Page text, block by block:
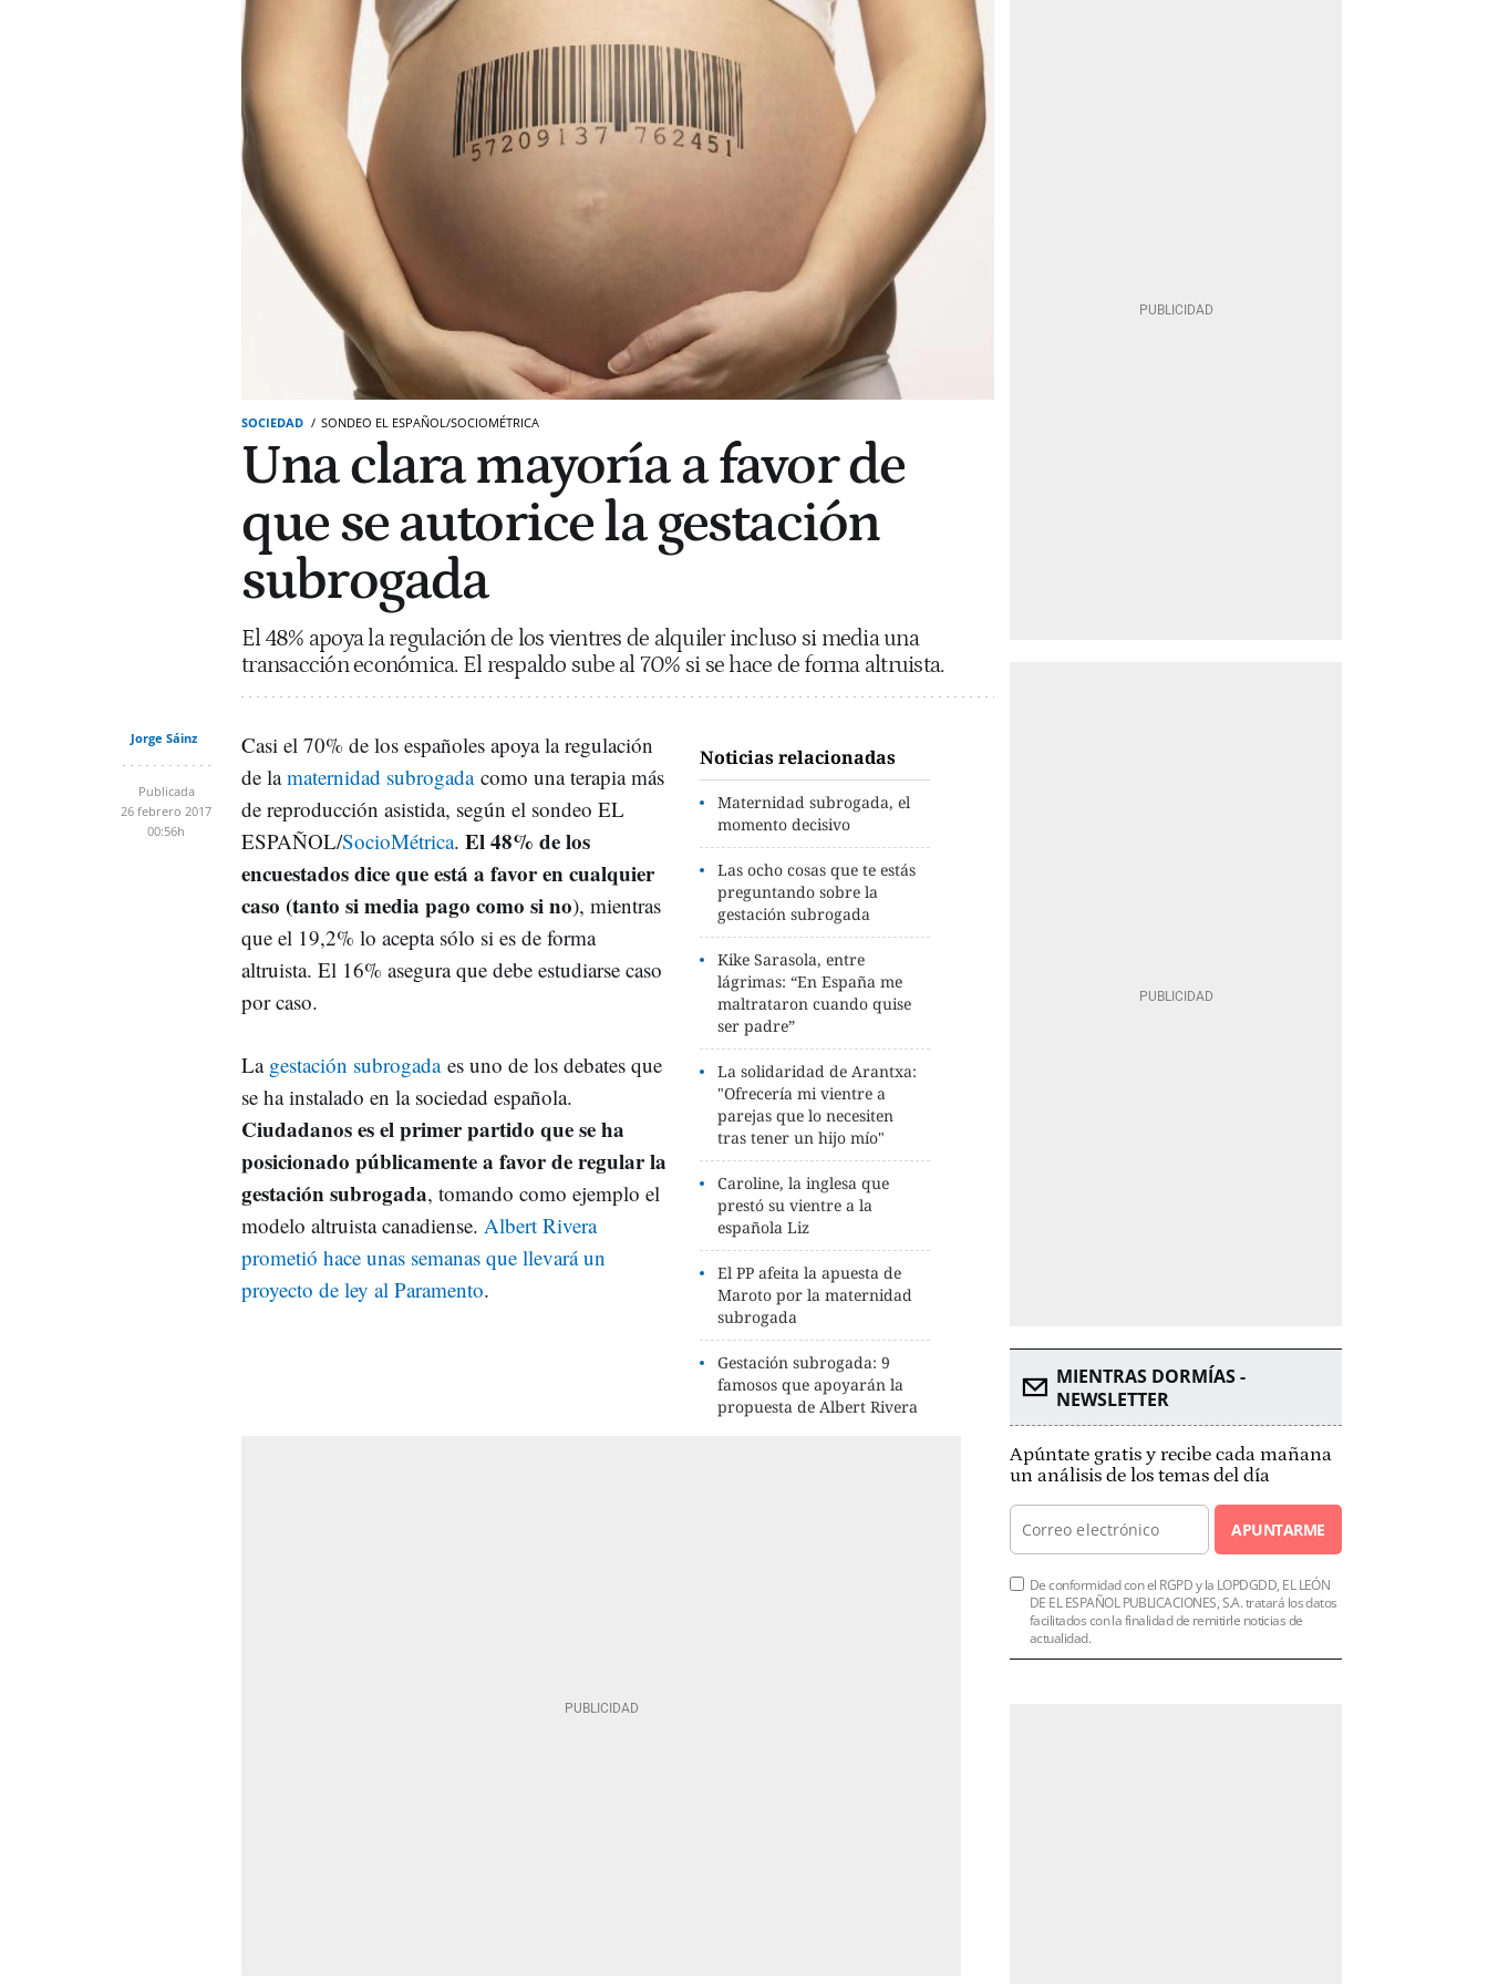
SOCIEDAD SONDEO EL ESPAÑOL/SOCIOMÉTRICA
Una clara mayoría a favor de
que se autorice la gestación
subrogada
El 48% apoya la regulación de los vientres de alquiler incluso si media una
transacción económica. El respaldo sube al 70% si se hace de forma altruista.
Jorge Sáinz
Publicada
26 febrero 2017
00:56h
Noticias relacionadas
Maternidad subrogada, el
momento decisivo
Las ocho cosas que te estás
preguntando sobre la
gestación subrogada
Kike Sarasola, entre
lágrimas: “En España me
maltrataron cuando quise
ser padre”
La solidaridad de Arantxa:
"Ofrecería mi vientre a
parejas que lo necesiten
tras tener un hijo mío"
Caroline, la inglesa que
prestó su vientre a la
española Liz
El PP afeita la apuesta de
Maroto por la maternidad
subrogada
Gestación subrogada: 9
famosos que apoyarán la
propuesta de Albert Rivera
Casi el 70% de los españoles apoya la regulación
de lamaternidad subrogadacomo una terapia más
de reproducción asistida, según el sondeo EL
ESPAÑOL/SocioMétrica. El 48% de los
encuestados dice que está a favor en cualquier
caso (tanto si media pago como si no), mientras
que el 19,2% lo acepta sólo si es de forma
altruista. El 16% asegura que debe estudiarse caso
por caso.
La gestación subrogadaes uno de los debates que
se ha instalado en la sociedad española.
Ciudadanos es el primer partido que se ha
posicionado públicamente a favor de regular la
gestación subrogada, tomando como ejemplo el
modelo altruista canadiense. Albert Rivera
prometió hace unas semanas que llevará un
proyecto de ley al Paramento.
MIENTRAS DORMÍAS -
NEWSLETTER
Apúntate gratis y recibe cada mañana
un análisis de los temas del día
APUNTARME
De conformidad con el RGPD y la LOPDGDD, EL LEÓN
DE EL ESPAÑOL PUBLICACIONES, S.A. tratará los datos
facilitados con la finalidad de remitirle noticias de
actualidad.